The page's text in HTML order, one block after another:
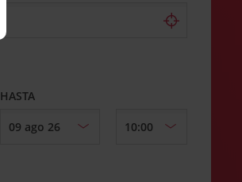
HASTA